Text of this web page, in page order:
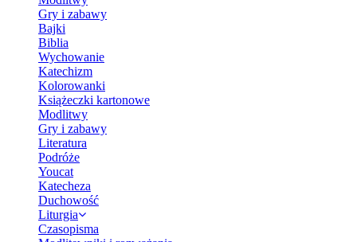
Gry i zabawy
Bajki
Biblia
Wychowanie
Katechizm
Kolorowanki
Książeczki kartonowe
Modlitwy
Gry i zabawy
Literatura
Podróże
Youcat
Katecheza
Duchowość
Liturgia
Czasopisma